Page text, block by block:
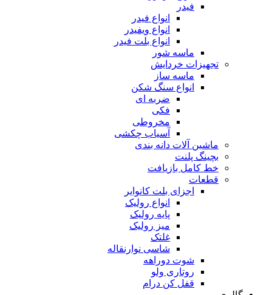
فیدر
انواع فیدر
انواع ویفیدر
انواع بلت فیدر
ماسه شور
تجهیزات خردایش
ماسه ساز
انواع سنگ شکن
ضربه ای
فکی
مخروطی
آسیاب چکشی
ماشین آلات دانه بندی
بچینگ پلنت
خط کامل بازیافت
قطعات
اجزای بلت کانوایر
انواع رولیک
پایه رولیک
میز رولیک
غلتک
شاسی نوارنقاله
شوت دوراهه
روتاری ولو
قفل کن درام